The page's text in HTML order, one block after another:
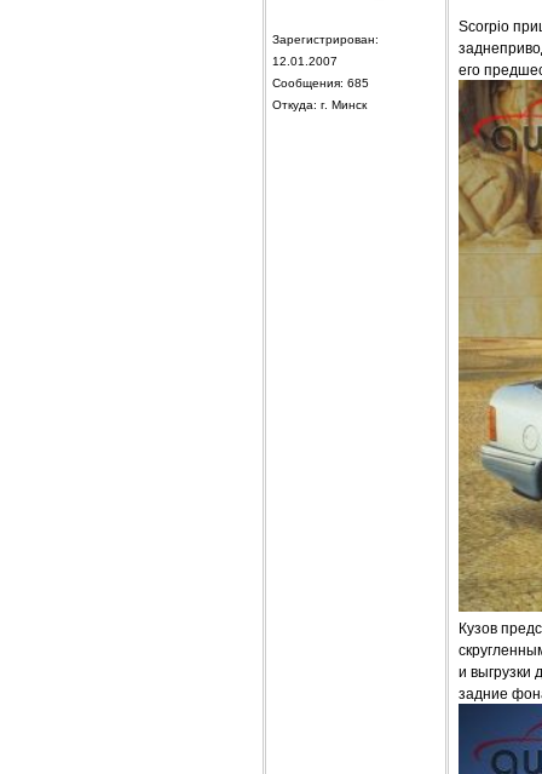
Зарегистрирован:
12.01.2007
Сообщения: 685
Откуда: г. Минск
Scorpio
его
Кузов
и выгрузки
задние